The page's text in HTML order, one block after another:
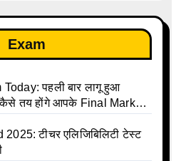
Exam
पहली बार लागू हुआ
तय होंगे आपके Final Marks
टीचर एलिजिबिलिटी टेस्ट